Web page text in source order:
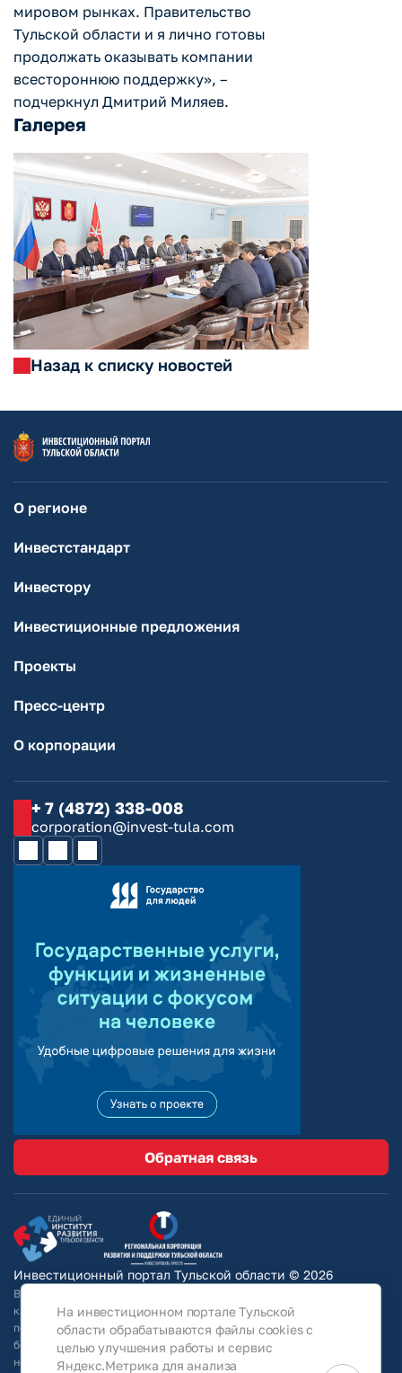
мировом рынках. Правительство
Тульской области и я лично готовы
продолжать оказывать компании
всестороннюю поддержку», –
подчеркнул Дмитрий Миляев.
Галерея
Назад к списку новостей
О регионе
Инвестстандарт
Инвестору
Инвестиционные предложения
Проекты
Пресс-центр
О корпорации
+ 7 (4872) 338-008
corporation@invest-tula.com
Обратная связь
Инвестиционный портал Тульской области © 2026
Вся информация на сайте носит ознакомительный характер и ни при
каких условиях не является публичной офертой, определяемой
положениями Статьи 437 Гражданского кодекса РФ. Для получения
более подробной информации и окончательных условий следует
непосредственно (уточнять у собственников/ обращаться в АО
На инвестиционном портале Тульской
области обрабатываются файлы cookies с
целью улучшения работы и сервис
Яндекс.Метрика для анализа